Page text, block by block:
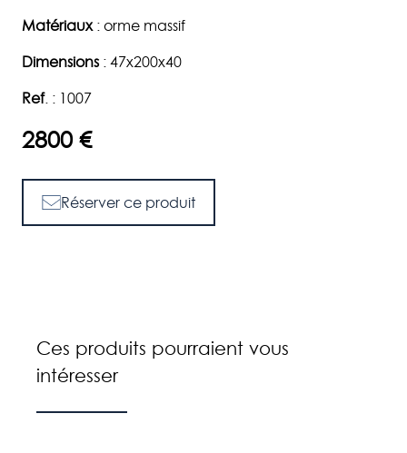
Matériaux:orme massif
Dimensions :47x200x40
Ref. : 1007
2800 €
Réserver ce produit
Ces produits pourraient vous
intéresser